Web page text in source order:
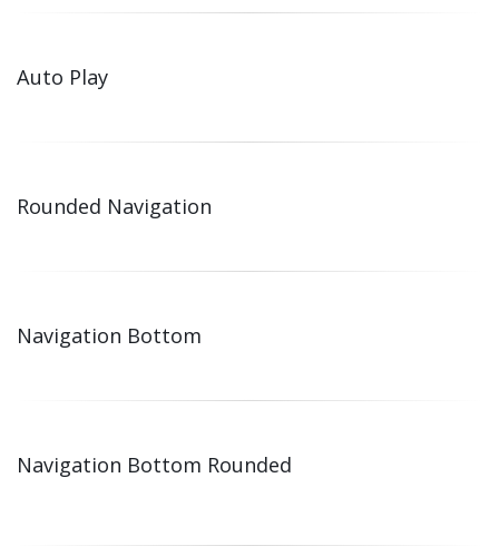
Auto Play
Rounded Navigation
Navigation Bottom
Navigation Bottom Rounded